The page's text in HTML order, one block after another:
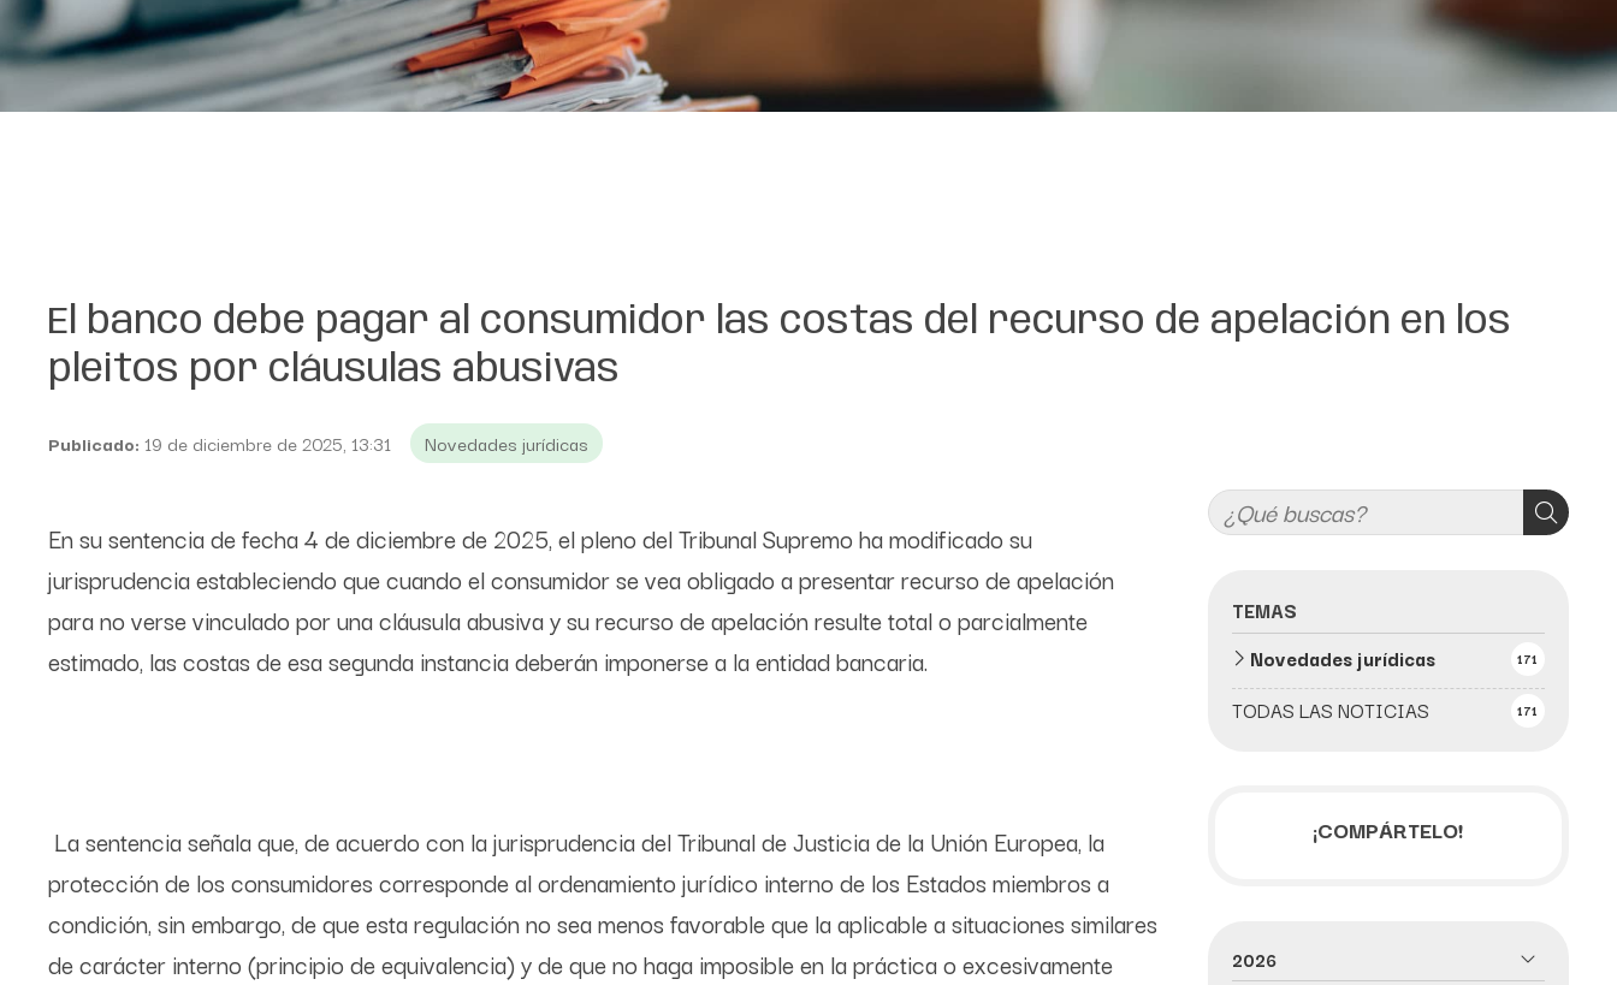
El banco debe pagar al consumidor las costas del recurso de apelación en los
pleitos por cláusulas abusivas
Publicado: 19 de diciembre de 2025, 13:31 Novedades jurídicas
TEMAS
TODAS LAS NOTICIAS 171
Novedades jurídicas 171
En su sentencia de fecha 4 de diciembre de 2025, el pleno del Tribunal Supremo ha modificado su
jurisprudencia estableciendo que cuando el consumidor se vea obligado a presentar recurso de apelación
para no verse vinculado por una cláusula abusiva y su recurso de apelación resulte total o parcialmente
estimado, las costas de esa segunda instancia deberán imponerse a la entidad bancaria.
La sentencia señala que, de acuerdo con la jurisprudencia del Tribunal de Justicia de la Unión Europea, la
protección de los consumidores corresponde al ordenamiento jurídico interno de los Estados miembros a
condición, sin embargo, de que esta regulación no sea menos favorable que la aplicable a situaciones similares
de carácter interno (principio de equivalencia) y de que no haga imposible en la práctica o excesivamente
¡COMPÁRTELO!
2026